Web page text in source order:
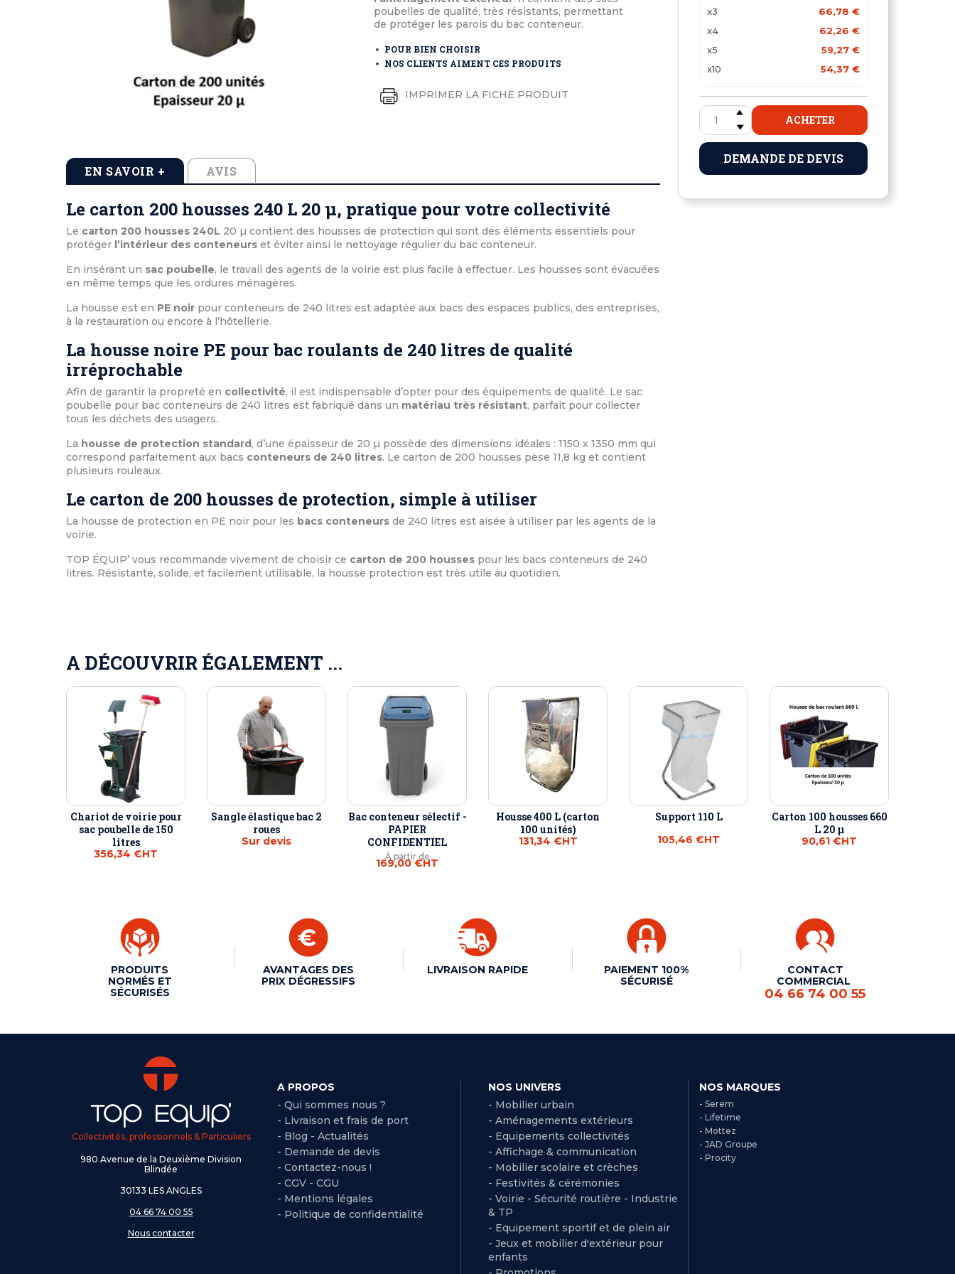
Tables de pique-nique en stratifié compact
Tables de pique-nique en plastique recyclé
Cendriers en métal extérieurs
Médailles de ville et médaille d'honneur
Cocardes et porte fanion
poubelles de qualité, très résistants, permettant
de protéger les parois du bac conteneur.
POUR BIEN CHOISIR
NOS CLIENTS AIMENT CES PRODUITS
IMPRIMER LA FICHE PRODUIT
EN SAVOIR + AVIS
Le carton 200 housses 240 L 20 µ, pratique pour votre collectivité
Le carton 200 housses 240L 20 µ contient des housses de protection qui sont des éléments essentiels pour
protéger l’intérieur des conteneurs et éviter ainsi le nettoyage régulier du bac conteneur.
En insérant un sac poubelle, le travail des agents de la voirie est plus facile à effectuer. Les housses sont évacuées
en même temps que les ordures ménagères.
La housse est en PE noir pour conteneurs de 240 litres est adaptée aux bacs des espaces publics, des entreprises,
à la restauration ou encore à l’hôtellerie.
La housse noire PE pour bac roulants de 240 litres de qualité
irréprochable
Afin de garantir la propreté en collectivité, il est indispensable d’opter pour des équipements de qualité. Le sac
poubelle pour bac conteneurs de 240 litres est fabriqué dans un matériau très résistant, parfait pour collecter
tous les déchets des usagers.
La housse de protection standard, d’une épaisseur de 20 µ possède des dimensions idéales : 1150 x 1350 mm qui
correspond parfaitement aux bacs conteneurs de 240 litres. Le carton de 200 housses pèse 11,8 kg et contient
plusieurs rouleaux.
Le carton de 200 housses de protection, simple à utiliser
La housse de protection en PE noir pour les bacs conteneurs de 240 litres est aisée à utiliser par les agents de la
voirie.
TOP ÉQUIP’ vous recommande vivement de choisir ce carton de 200 housses pour les bacs conteneurs de 240
litres. Résistante, solide, et facilement utilisable, la housse protection est très utile au quotidien.
x3
66,78 €
x4
62,26 €
x5
59,27 €
x10
54,37 €
ACHETER
DEMANDE DE DEVIS
A DÉCOUVRIR ÉGALEMENT ...
Chariot de voirie pour
sac poubelle de 150
litres
356,34 €HT
Sangle élastique bac 2
roues
Sur devis
Bac conteneur sélectif -
PAPIER
CONFIDENTIEL
À partir de
169,00 €HT
Housse 400 L (carton
100 unités)
131,34 €HT
Support 110 L
105,46 €HT
Carton 100 housses 660
L 20 µ
90,61 €HT
PRODUITS
NORMÉS ET
SÉCURISÉS
AVANTAGES DES
PRIX DÉGRESSIFS
LIVRAISON RAPIDE
PAIEMENT 100%
SÉCURISÉ
CONTACT
COMMERCIAL
04 66 74 00 55
Collectivités, professionnels & Particuliers
980 Avenue de la Deuxième Division
Blindée
30133 LES ANGLES
04 66 74 00 55
Nous contacter
A PROPOS
- Qui sommes nous ?
- Livraison et frais de port
- Blog - Actualités
- Demande de devis
- Contactez-nous !
- CGV - CGU
- Mentions légales
- Politique de confidentialité
NOS UNIVERS
- Mobilier urbain
- Aménagements extérieurs
- Equipements collectivités
- Affichage & communication
- Mobilier scolaire et crèches
- Festivités & cérémonies
- Voirie - Sécurité routière - Industrie
& TP
- Equipement sportif et de plein air
- Jeux et mobilier d'extérieur pour
enfants
NOS MARQUES
- Serem
- Lifetime
- Mottez
- JAD Groupe
- Procity